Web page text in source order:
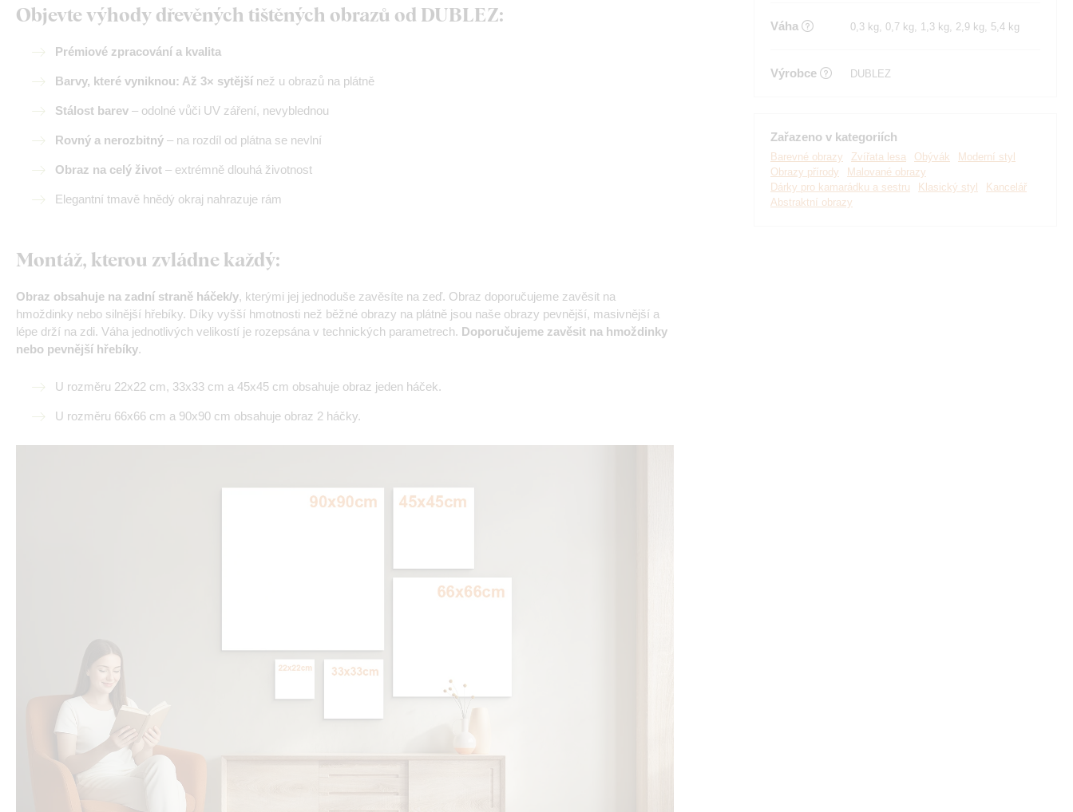
Objevte výhody dřevěných tištěných obrazů od DUBLEZ:
Prémiové zpracování a kvalita
Barvy, které vyniknou: Až 3× sytější než u obrazů na plátně
Stálost barev – odolné vůči UV záření, nevyblednou
Rovný a nerozbitný – na rozdíl od plátna se nevlní
Obraz na celý život – extrémně dlouhá životnost
Elegantní tmavě hnědý okraj nahrazuje rám
Montáž, kterou zvládne každý:
Obraz obsahuje na zadní straně háček/y, kterými jej jednoduše zavěsíte na zeď. Obraz doporučujeme zavěsit na
hmoždinky nebo silnější hřebíky. Díky vyšší hmotnosti než běžné obrazy na plátně jsou naše obrazy pevnější, masivnější a
lépe drží na zdi. Váha jednotlivých velikostí je rozepsána v technických parametrech. Doporučujeme zavěsit na hmoždinky
nebo pevnější hřebíky.
U rozměru 22x22 cm, 33x33 cm a 45x45 cm obsahuje obraz jeden háček.
U rozměru 66x66 cm a 90x90 cm obsahuje obraz 2 háčky.
Váha 0,3 kg, 0,7 kg, 1,3 kg, 2,9 kg, 5,4 kg
Výrobce DUBLEZ
Zařazeno v kategoriích
Barevné obrazy Zvířata lesa Obývák
Moderní styl
Obrazy přírody
Malované obrazy
Dárky pro kamarádku a sestru
Klasický styl
Kancelář
Abstraktní obrazy